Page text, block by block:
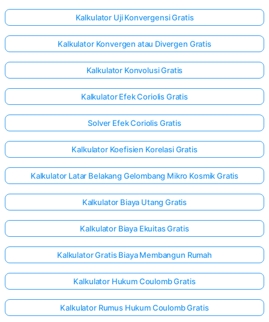
Kalkulator Uji Konvergensi Gratis
Kalkulator Konvergen atau Divergen Gratis
Kalkulator Konvolusi Gratis
Kalkulator Efek Coriolis Gratis
Solver Efek Coriolis Gratis
Kalkulator Koefisien Korelasi Gratis
Kalkulator Latar Belakang Gelombang Mikro Kosmik Gratis
Kalkulator Biaya Utang Gratis
Kalkulator Biaya Ekuitas Gratis
Kalkulator Gratis Biaya Membangun Rumah
Kalkulator Hukum Coulomb Gratis
Kalkulator Rumus Hukum Coulomb Gratis